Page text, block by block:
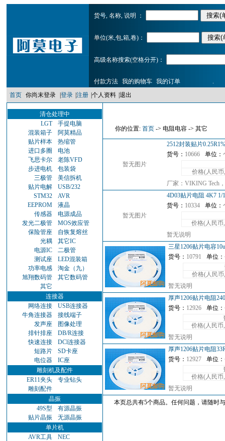
货号, 名称, 说明 ：
单位(米,包,箱,卷)：
高级名称搜索(空格分开)：
付款方法 我的购物车 我的订单
.
首页 你尚末登录 登录 注册 个人资料 退出
清仓处理中
LGT
手提电脑
混装箱子
阿莫精品
贴片样本
热缩管
进口多圈
电池
飞思卡尔
老陈VFD
步进电机
包装袋
三极管
美信拆机
贴片电解
USB/232
STM32
AVR
EEPROM
液晶
传感器
电源成品
发光二极管
MOS效应管
保险管座
自恢复熔丝
光耦
其它IC
电源IC
二极管
测试座
LED混装箱
功率电感
淘金（九）
旭翔数码管
其它数码管
其它
连接器
网络连接
USB连接器
牛角连接器
接线端子
发声座
图像处理
排针排座
DB/R连接
快速连接
DCl连接器
短路片
SD卡座
电位器
IC座
雕刻机及配件
ER11夹头
专业钻头
雕刻配件
晶振
49S型
有源晶振
贴片晶振
无源晶振
单片机
AVR工具
NEC
你的位置: 首页 -> 电阻电容 -> 其它
暂无图片
2512封装贴片
货号： 10666 单位：
价格(人民
厂家：VIKING Tech
暂无图片
4D03贴片电阻 4K7 1/
货号： 10334 单位：
价格(人民币
暂无说明
三星1206贴片电容
货号： 10791 单位：
价格(人民币
暂无说明
厚声1206贴片电阻
货号： 12926 单位：
价格(人民币
暂无说明
厚声1206贴片电阻
货号： 12927 单位：
价格(人民币
暂无说明
本页总共有5个商品。任何问题，请随时